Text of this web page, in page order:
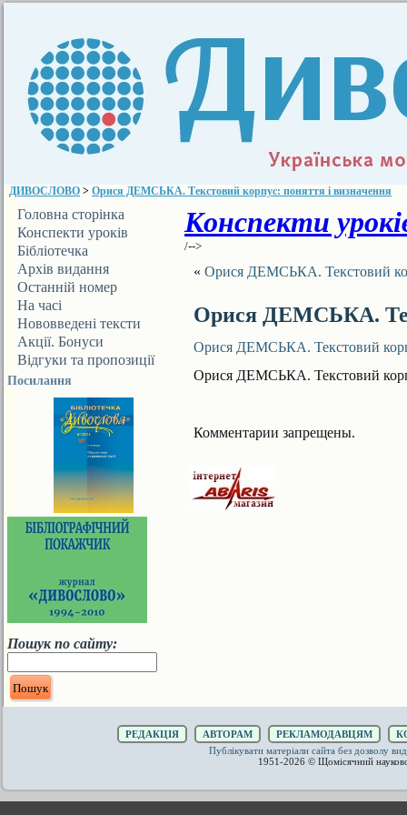
ДИВОСЛОВО > Орися ДЕМСЬКА. Текстовий корпус: поняття і визначення
Головна сторінка
Конспекти уроків
Бібліотечка
ДИВОСЛОВА
Архів видання
Останній номер
На часі
Нововведені тексти
Акції. Бонуси
Відгуки та пропозиції
Посилання
Пошук по сайту:
Конспекти
/-->
« Орися ДЕМСЬКА. Текстовий
Орися ДЕМСЬКА.
Орися ДЕМСЬКА. Текстовий
Орися ДЕМСЬКА. Текстовий
Комментарии запрещены.
РЕДАКЦІЯ АВТОРАМ РЕКЛАМОДАВЦЯМ
Публікувати матеріали сайта без дозволу
1951-2026 © Щомісячний